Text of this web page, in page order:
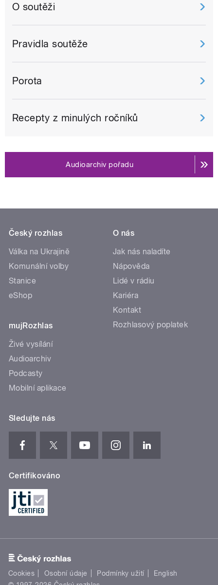
O soutěži
Pravidla soutěže
Porota
Recepty z minulých ročníků
Audioarchiv pořadu
Český rozhlas
Válka na Ukrajině
Komunální volby
Stanice
eShop
mujRozhlas
Živé vysílání
Audioarchiv
Podcasty
Mobilní aplikace
O nás
Jak nás naladíte
Nápověda
Lidé v rádiu
Kariéra
Kontakt
Rozhlasový poplatek
Sledujte nás
Certifikováno
Cookies Osobní údaje Podmínky užití
English